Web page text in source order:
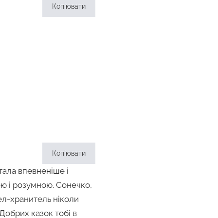
Копіювати
Копіювати
впевненіше і
і розумною. Сонечко,
хранитель ніколи
казок тобі в